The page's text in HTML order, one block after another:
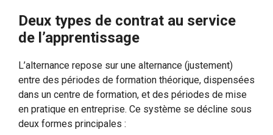
Deux types de contrat au service
de l’apprentissage
L’alternance repose sur une alternance (justement)
entre des périodes de formation théorique, dispensées
dans un centre de formation, et des périodes de mise
en pratique en entreprise. Ce système se décline sous
deux formes principales :